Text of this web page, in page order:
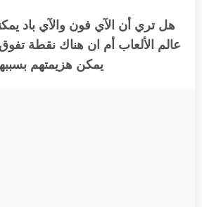
هل تري أن الآي فون والآي باد
عالم الألعاب أم ان هناك نقطة
يمكن هزيمتهم